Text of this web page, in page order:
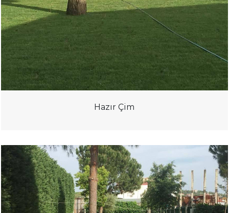
Hazır Çim